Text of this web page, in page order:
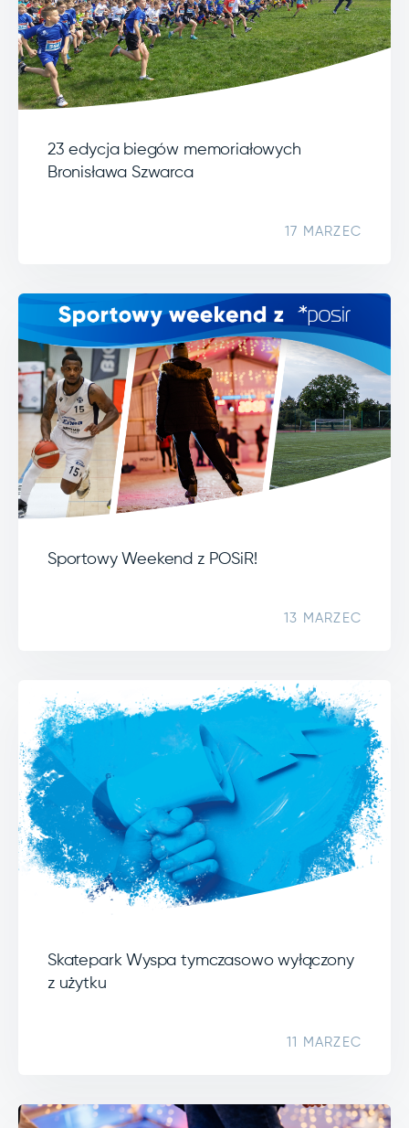
23 edycja biegów memoriałowych
Bronisława Szwarca
17 MARZEC
Sportowy Weekend z POSiR!
13 MARZEC
Skatepark Wyspa tymczasowo wyłączony
z użytku
11 MARZEC